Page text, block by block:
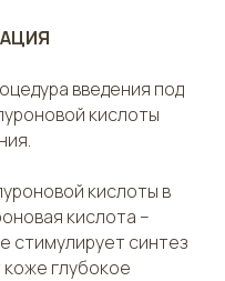
введения под
кислоты
кислоты в
кислота –
стимулирует синтез
коже глубокое